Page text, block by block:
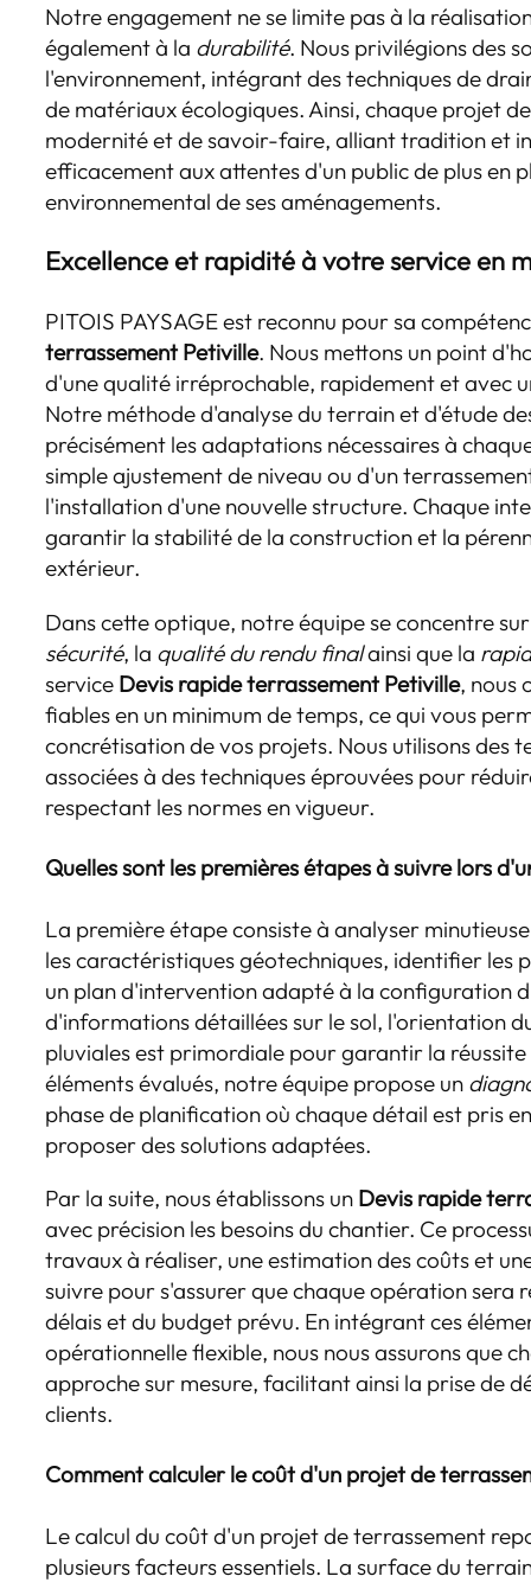
Notre engagement ne se limite pas à la
également à la durabilité. Nous privilégions des
l'environnement, intégrant des techniques de
de matériaux écologiques. Ainsi, chaque projet
modernité et de savoir-faire, alliant tradition et
efficacement aux attentes d'un public de plus en
environnemental de ses aménagements.
Excellence et rapidité à votre service en
PITOIS PAYSAGE est reconnu pour sa
terrassement Petiville. Nous mettons un point
d'une qualité irréprochable, rapidement et avec
Notre méthode d'analyse du terrain et d'étude
précisément les adaptations nécessaires à
simple ajustement de niveau ou d'un
l'installation d'une nouvelle structure. Chaque
garantir la stabilité de la construction et la
extérieur.
Dans cette optique, notre équipe se concentre
sécurité, la qualité du rendu finalainsi que la
service Devis rapide terrassement Petiville, nous
fiables en un minimum de temps, ce qui vous
concrétisation de vos projets. Nous utilisons des
associées à des techniques éprouvées pour
respectant les normes en vigueur.
Quelles sont les premières étapes à suivre lors
La première étape consiste à analyser
les caractéristiques géotechniques, identifier les
un plan d'intervention adapté à la configuration
d'informations détaillées sur le sol, l'orientation
pluviales est primordiale pour garantir la
éléments évalués, notre équipe propose un
phase de planification où chaque détail est pris
proposer des solutions adaptées.
Par la suite, nous établissons un Devis rapide
avec précision les besoins du chantier. Ce
travaux à réaliser, une estimation des coûts et
suivre pour s'assurer que chaque opération sera
délais et du budget prévu. En intégrant ces
opérationnelle flexible, nous nous assurons que
approche sur mesure, facilitant ainsi la prise de
clients.
Comment calculer le coût d'un projet de
Le calcul du coût d'un projet de terrassement
plusieurs facteurs essentiels. La surface du